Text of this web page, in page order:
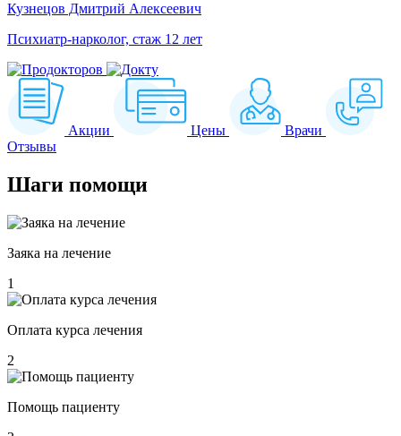
Кузнецов Дмитрий Алексеевич
Психиатр-нарколог, стаж 12 лет
Акции Цены
Врачи
Отзывы
Шаги помощи
Заяка на лечение
1
Оплата курса лечения
2
Помощь пациенту